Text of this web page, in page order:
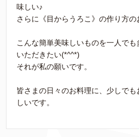
味しい♪
さらに《目からうろこ》の作り方の
こんな簡単美味しいものを一人で
いただきたい(*^^*)
それが私の願いです。
皆さまの日々のお料理に、少しで
しいです。